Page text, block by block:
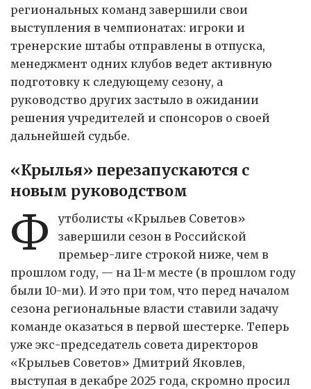
региональных команд завершили свои
выступления в чемпионатах: игроки и
тренерские штабы отправлены в отпуска,
менеджмент одних клубов ведет активную
подготовку к следующему сезону, а
руководство других застыло в ожидании
решения учредителей и спонсоров о своей
дальнейшей судьбе.
«Крылья» перезапускаются с
новым руководством
Ф
утболисты «Крыльев Советов»
завершили сезон в Российской
премьер-лиге строкой ниже, чем в
прошлом году, — на 11-м месте (в прошлом году
были 10-ми). И это при том, что перед началом
сезона региональные власти ставили задачу
команде оказаться в первой шестерке. Теперь
уже экс-председатель совета директоров
«Крыльев Советов» Дмитрий Яковлев,
выступая в декабре 2025 года, скромно просил